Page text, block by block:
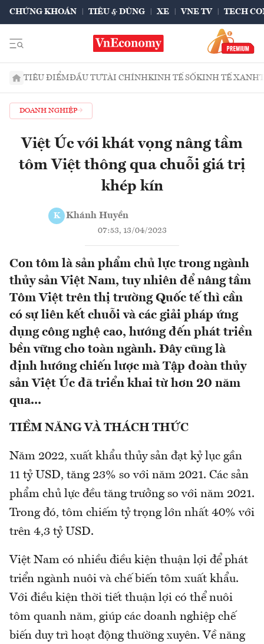
CHỨNG KHOÁN TIÊU & DÙNG XE VNE TV TECH
TIÊU ĐIỂMĐẦU TƯTÀI CHÍNHKINH TẾ SỐKINH TẾ XANH
DOANH NGHIỆP
Việt Úc với khát vọng nâng tầm
tôm Việt thông qua chuỗi giá trị
khép kín
K Khánh Huyền
07:53, 13/04/2023
Con tôm là sản phẩm chủ lực trong ngành
thủy sản Việt Nam, tuy nhiên để nâng tầm
Tôm Việt trên thị trường Quốc tế thì cần
có sự liên kết chuỗi và các giải pháp ứng
dụng công nghệ cao, hướng đến phát triền
bền vững cho toàn ngành. Đây cũng là
định hướng chiến lược mà Tập đoàn thủy
sản Việt Úc đã triển khai từ hơn 20 năm
qua...
TIỀM NĂNG VÀ THÁCH THỨC
Năm 2022, xuất khẩu thủy sản đạt kỷ lục gần
11 tỷ USD, tăng 23% so với năm 2021. Các sản
phẩm chủ lực đều tăng trưởng so với năm 2021.
Trong đó, tôm chiếm tỷ trọng lớn nhất 40% với
trên 4,3 tỷ USD.
Việt Nam có nhiều điều kiện thuận lợi để phát
triển ngành nuôi và chế biến tôm xuất khẩu.
Với điều kiện thời tiết thuận lợi có thể nuôi
tôm quanh năm, giúp các doanh nghiệp chế
biến duy trì hoạt động thường xuyên. Về năng